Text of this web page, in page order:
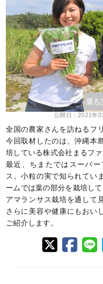
公開日：2021年
全国の農家さんを訪ねるフ
今回取材したのは、沖縄本
培している株式会社まるファ
最近、ちまたではスーパ
ス。小粒の実で知られてい
ームでは葉の部分を栽培して
アマランサス栽培を通して
さらに美容や健康にもおい
ご紹介します。